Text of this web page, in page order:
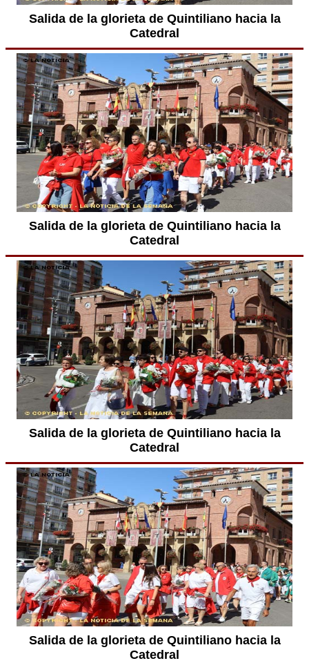
Salida de la glorieta de Quintiliano hacia la
Catedral
Salida de la glorieta de Quintiliano hacia la
Catedral
Salida de la glorieta de Quintiliano hacia la
Catedral
Salida de la glorieta de Quintiliano hacia la
Catedral